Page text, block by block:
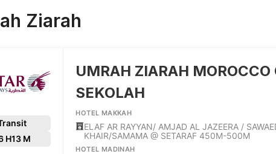
Ziarah
H13 M
UMRAH ZIARAH MOROCCO
SEKOLAH
HOTEL MAKKAH
ELAF AR RAYYAN/ AMJAD AL JAZEERA /
KHAIR/SAMAMA @ SETARAF 450M-500M
HOTEL MADINAH